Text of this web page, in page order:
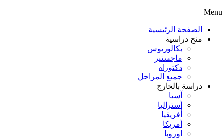
Menu
الصفحة الرئيسية
منح دراسية
بكالوريوس
ماجستير
دكتوراه
جميع المراحل
دراسة بالخارج
آسيا
أستراليا
أفريقيا
أمريكا
اوروبا